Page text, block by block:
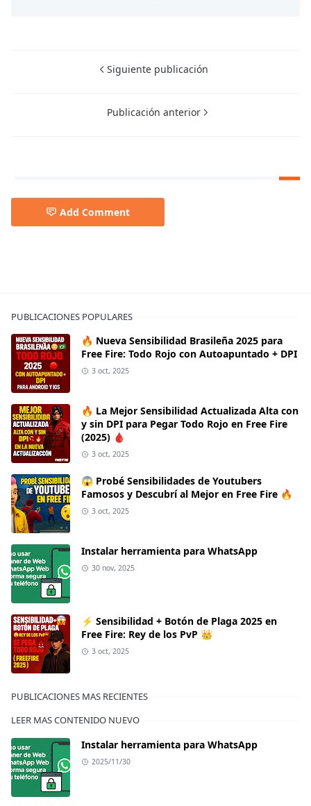
Siguiente publicación
Publicación anterior
Add Comment
PUBLICACIONES POPULARES
🔥 Nueva Sensibilidad Brasileña 2025 para
Free Fire: Todo Rojo con Autoapuntado + DPI
3 oct, 2025
🔥 La Mejor Sensibilidad Actualizada Alta con
y sin DPI para Pegar Todo Rojo en Free Fire
(2025) 🩸
3 oct, 2025
😱 Probé Sensibilidades de Youtubers
Famosos y Descubrí al Mejor en Free Fire 🔥
3 oct, 2025
Instalar herramienta para WhatsApp
30 nov, 2025
⚡ Sensibilidad + Botón de Plaga 2025 en
Free Fire: Rey de los PvP 👑
3 oct, 2025
PUBLICACIONES MAS RECIENTES
LEER MAS CONTENIDO NUEVO
Instalar herramienta para WhatsApp
2025/11/30